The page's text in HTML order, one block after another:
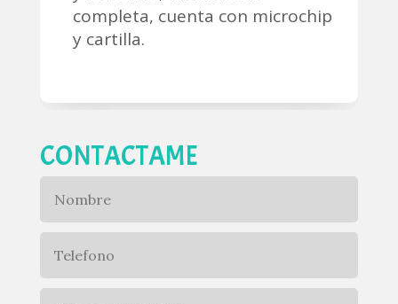
completa, cuenta con microchip
y cartilla.
CONTACTAME